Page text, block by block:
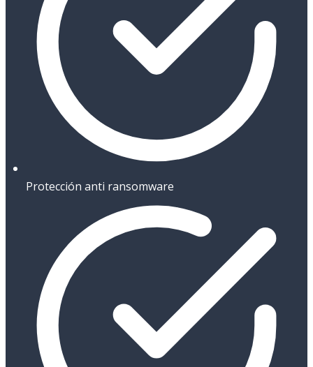
Protección anti ransomware